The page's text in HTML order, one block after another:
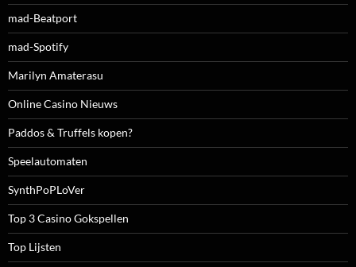
mad-Beatport
mad-Spotify
Marilyn Amaterasu
Online Casino Nieuws
Paddos & Truffels kopen?
Speelautomaten
SynthPoPLoVer
Top 3 Casino Gokspellen
Top Lijsten